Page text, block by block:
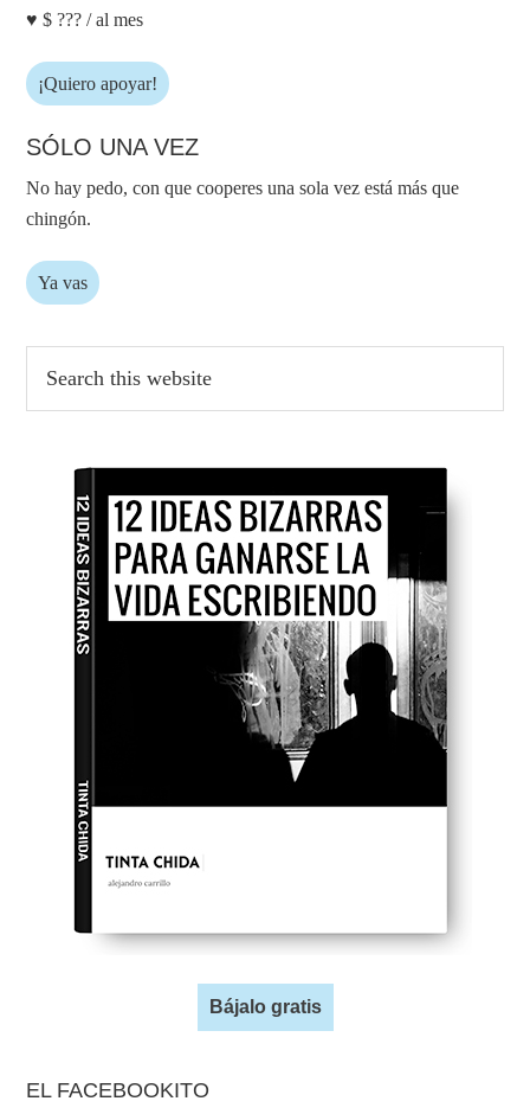
♥ $ ??? / al mes
¡Quiero apoyar!
SÓLO UNA VEZ
No hay pedo, con que cooperes una sola vez está más que
chingón.
Ya vas
Bájalo gratis
EL FACEBOOKITO